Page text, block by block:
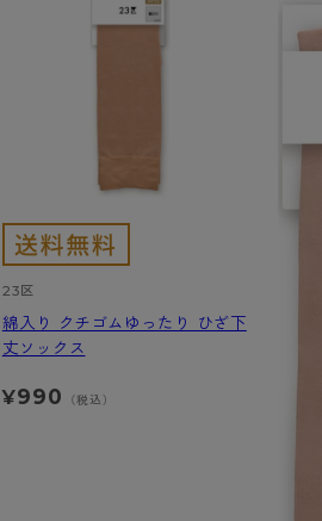
23区
綿入り クチゴムゆったり ひざ下
丈ソックス
¥990 （税込）